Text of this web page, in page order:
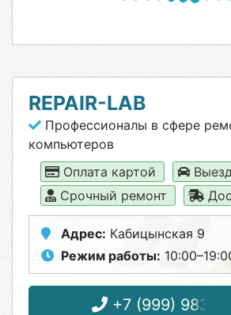
REPAIR-LAB
Профессионалы в сфере
компьютеров
Оплата картой
Срочный ремонт
Адрес: Кабицынская 9
Режим работы:
+7 (999) 983-